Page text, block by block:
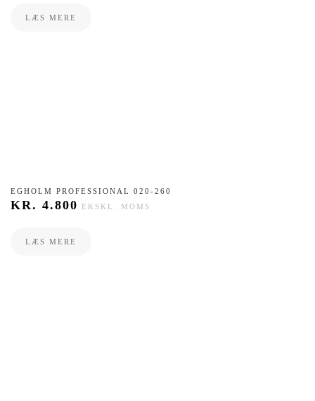
LÆS MERE
EGHOLM PROFESSIONAL 020-260
KR. 4.800 EKSKL. MOMS
LÆS MERE